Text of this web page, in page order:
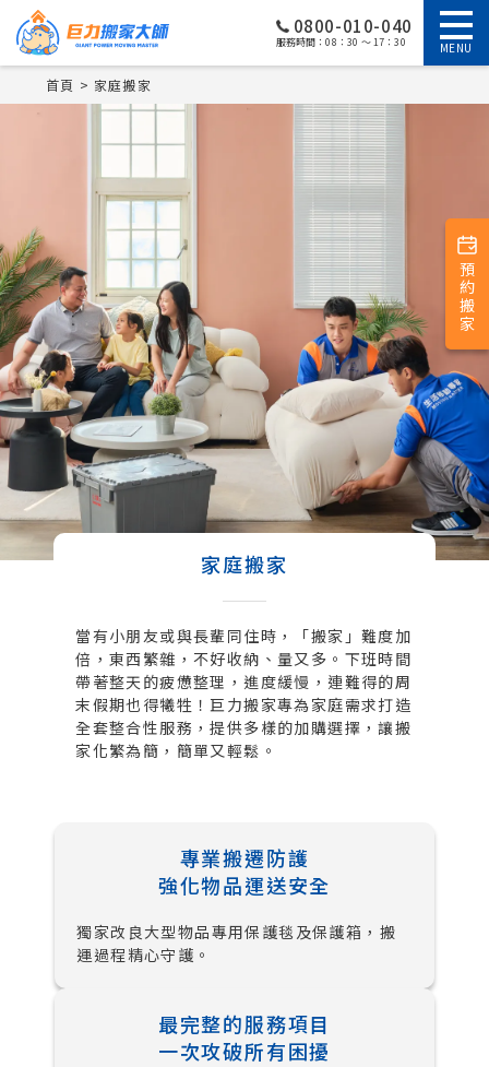
預約搬家
0800-010-040
服務時間：08：30 ～ 17：30 MENU
首頁 家庭搬家
家庭搬家
當有小朋友或與長輩同住時，「搬家」難度加
倍，東西繁雜，不好收納、量又多。下班時間
帶著整天的疲憊整理，進度緩慢，連難得的周
末假期也得犧牲！巨力搬家專為家庭需求打造
全套整合性服務，提供多樣的加購選擇，讓搬
家化繁為簡，簡單又輕鬆。
專業搬遷防護
強化物品運送安全
獨家改良大型物品專用保護毯及保護箱，搬
運過程精心守護。
最完整的服務項目
一次攻破所有困擾